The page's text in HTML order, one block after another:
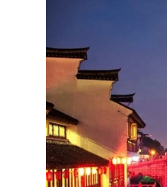
Cổ trấn Chu Gia Giác
lớn. Từ đỉnh ngọn núi,
ở đây trở nên đặc biệt
Xem thêm:Trung
Cổ trấn Chu Gia Giác
kết nối của các hẻm,